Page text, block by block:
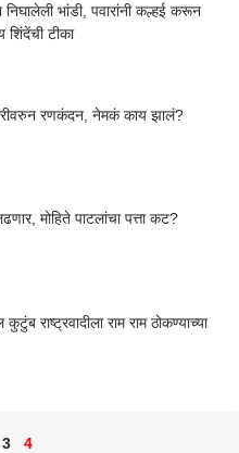
निघालेली भांडी, पवारांनी कल्हई करून
शिंदेंची टीका
रणकंदन, नेमकं काय झालं?
मोहिते पाटलांचा पत्ता कट?
राष्ट्रवादीला राम राम ठोकण्याच्या
3 4